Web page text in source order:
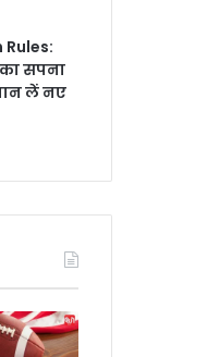
सपना
लें नए